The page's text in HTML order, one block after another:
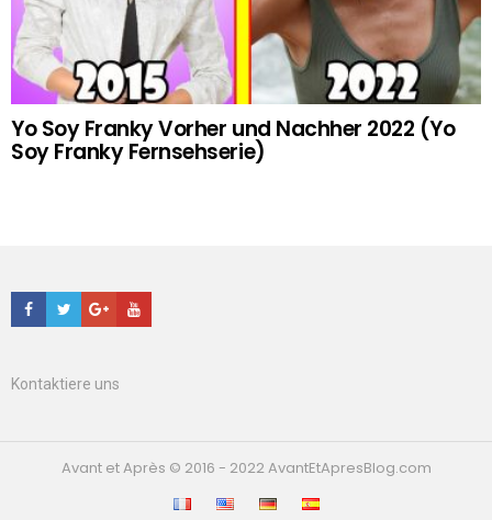
Yo Soy Franky Vorher und Nachher 2022 (Yo
Soy Franky Fernsehserie)
Facebook
TwitterGoogle+Youtube
Kontaktiere uns
Avant et Après © 2016 - 2022 AvantEtApresBlog.com